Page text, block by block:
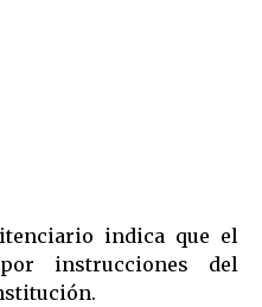
indica que el
instrucciones del